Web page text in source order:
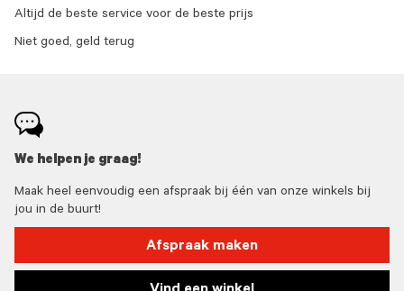
Altijd de beste service voor de beste prijs
Niet goed, geld terug
We helpen je graag!
Maak heel eenvoudig een afspraak bij één van onze winkels bij
jou in de buurt!
Afspraak maken